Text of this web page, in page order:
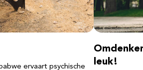
ervaart psychische
leuk!